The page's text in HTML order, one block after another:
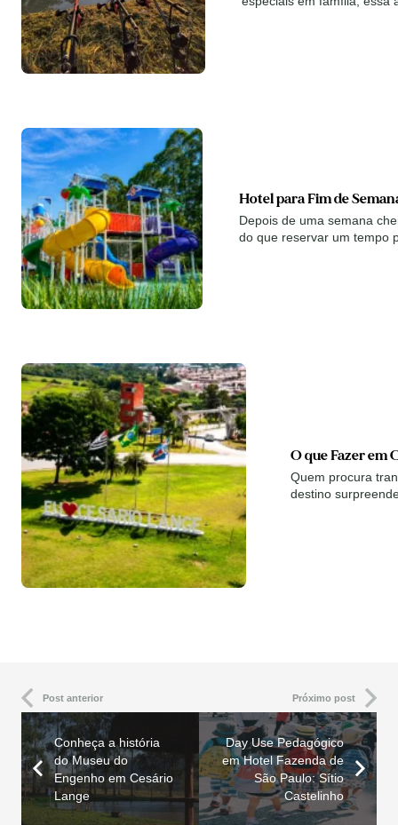
Hotel para Fim de
Depois de uma semana
do que reservar um tempo
O que Fazer em
Quem procura
destino
Post anterior Próximo post
Conheça a história
do Museu do
Engenho em Cesário
Lange
Day Use Pedagógico
em Hotel Fazenda de
São Paulo: Sítio
Castelinho